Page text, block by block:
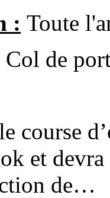
: Toute
Col de
course
et devra
de…